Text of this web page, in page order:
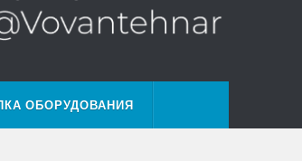
ОБОРУДОВАНИЯ